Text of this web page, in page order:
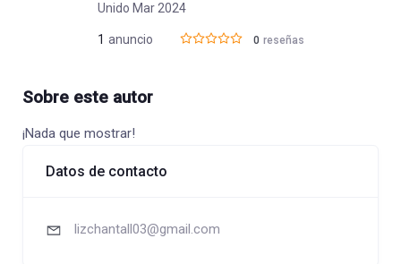
Unido Mar 2024
1 anuncio 0 reseñas
Sobre este autor
¡Nada que mostrar!
Datos de contacto
lizchantall03@gmail.com